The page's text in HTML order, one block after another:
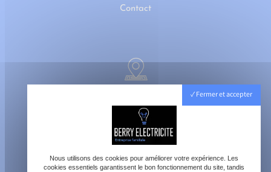
Contact
Fermer et accepter
Nous utilisons des cookies pour améliorer votre expérience. Les
cookies essentiels garantissent le bon fonctionnement du site, tandis